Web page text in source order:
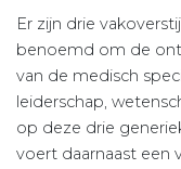
Er zijn drie
benoemd om de
van de medisch
leiderschap,
op deze drie
voert daarnaast een